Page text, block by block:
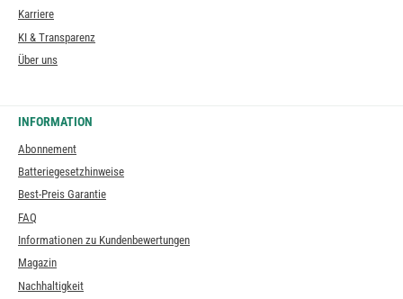
Karriere
KI & Transparenz
Über uns
INFORMATION
Abonnement
Batteriegesetzhinweise
Best-Preis Garantie
FAQ
Informationen zu Kundenbewertungen
Magazin
Nachhaltigkeit